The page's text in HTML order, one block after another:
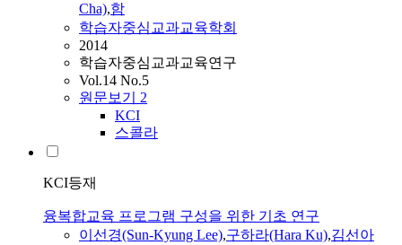
Cha),함
학습자중심교과교육학회
2014
학습자중심교과교육연구
Vol.14 No.5
원문보기 2
KCI
스콜라
KCI등재
융복합교육 프로그램 구성을 위한 기초 연구
이선경(Sun-Kyung Lee),구하라(Hara Ku),김선아